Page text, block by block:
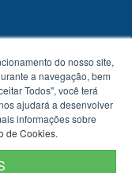
do nosso site,
a navegação, bem
Todos", você terá
ajudará a desenvolver
informações sobre
de Cookies.